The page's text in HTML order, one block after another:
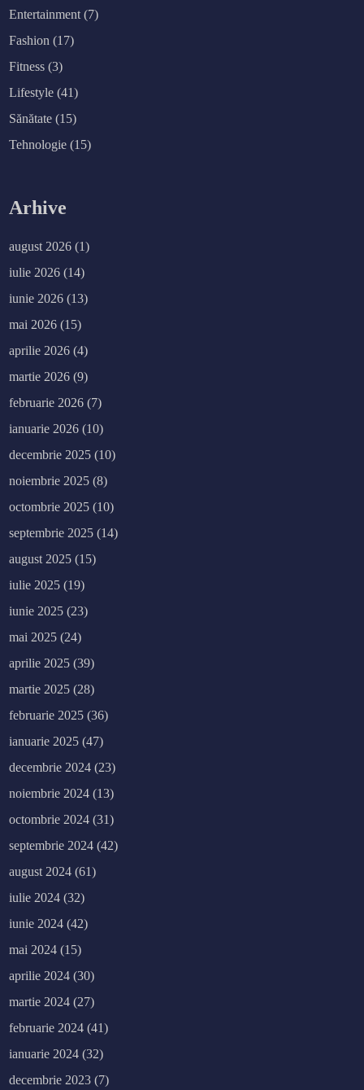
Entertainment (7)
Fashion (17)
Fitness (3)
Lifestyle (41)
Sănătate (15)
Tehnologie (15)
Arhive
august 2026 (1)
iulie 2026 (14)
iunie 2026 (13)
mai 2026 (15)
aprilie 2026 (4)
martie 2026 (9)
februarie 2026 (7)
ianuarie 2026 (10)
decembrie 2025 (10)
noiembrie 2025 (8)
octombrie 2025 (10)
septembrie 2025 (14)
august 2025 (15)
iulie 2025 (19)
iunie 2025 (23)
mai 2025 (24)
aprilie 2025 (39)
martie 2025 (28)
februarie 2025 (36)
ianuarie 2025 (47)
decembrie 2024 (23)
noiembrie 2024 (13)
octombrie 2024 (31)
septembrie 2024 (42)
august 2024 (61)
iulie 2024 (32)
iunie 2024 (42)
mai 2024 (15)
aprilie 2024 (30)
martie 2024 (27)
februarie 2024 (41)
ianuarie 2024 (32)
decembrie 2023 (7)